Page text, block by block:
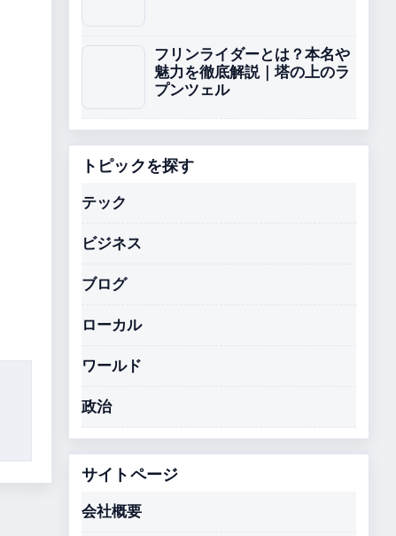
フリンライダーとは？本名や
魅力を徹底解説｜塔の上のラ
プンツェル
トピックを探す
テック
ビジネス
ブログ
ローカル
ワールド
政治
サイトページ
会社概要